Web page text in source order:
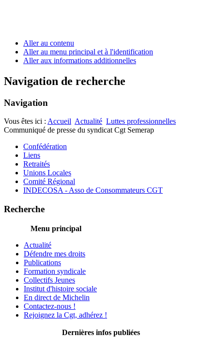
Aller au contenu
Aller au menu principal et à l'identification
Aller aux informations additionnelles
Navigation de recherche
Navigation
Vous êtes ici : Accueil Actualité Luttes professionnelles
Communiqué de presse du syndicat Cgt Semerap
Confédération
Liens
Retraités
Unions Locales
Comité Régional
INDECOSA - Asso de Consommateurs CGT
Recherche
Menu principal
Actualité
Défendre mes droits
Publications
Formation syndicale
Collectifs Jeunes
Institut d'histoire sociale
En direct de Michelin
Contactez-nous !
Rejoignez la Cgt, adhérez !
Dernières infos publiées